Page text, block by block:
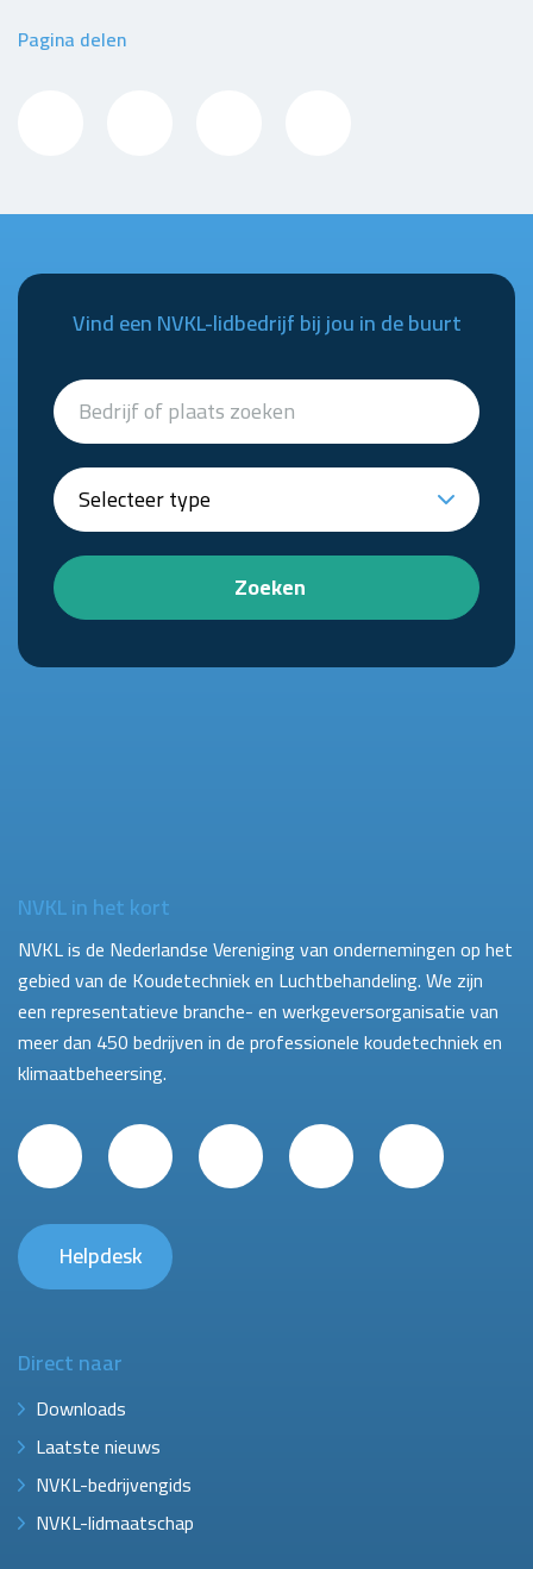
Pagina delen
Vind een NVKL-lidbedrijf bij jou in de buurt
Zoeken
NVKL in het kort
NVKL is de Nederlandse Vereniging van ondernemingen op het
gebied van de Koudetechniek en Luchtbehandeling. We zijn
een representatieve branche- en werkgeversorganisatie van
meer dan 450 bedrijven in de professionele koudetechniek en
klimaatbeheersing.
Helpdesk
Direct naar
Downloads
Laatste nieuws
NVKL-bedrijvengids
NVKL-lidmaatschap